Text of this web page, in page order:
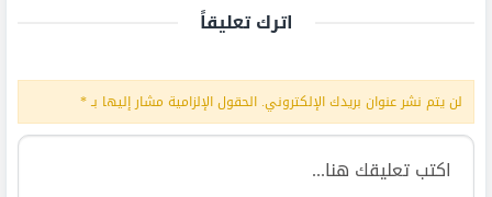
اترك تعليقاً
لن يتم نشر عنوان بريدك الإلكتروني. الحقول الإلزامية مشار إليها بـ*